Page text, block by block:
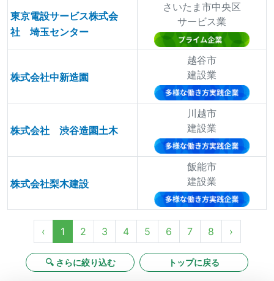
東京電設サービス株式会
社 埼玉センター
さいたま市中央区
サービス業
株式会社中新造園
越谷市
建設業
株式会社 渋谷造園土木
川越市
建設業
株式会社梨木建設
飯能市
建設業
‹ 1 2 3 4 5 6 7 8 ›
🔍 さらに絞り込む トップに戻る